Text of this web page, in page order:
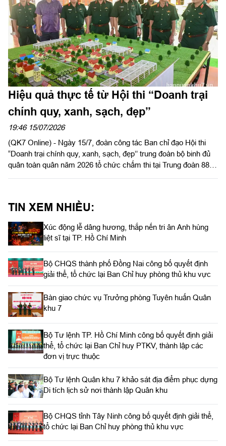
Hiệu quả thực tế từ Hội thi “Doanh trại
chính quy, xanh, sạch, đẹp”
19:46 15/07/2026
(QK7 Online) - Ngày 15/7, đoàn công tác Ban chỉ đạo Hội thi
“Doanh trại chính quy, xanh, sạch, đẹp’’ trung đoàn bộ binh đủ
quân toàn quân năm 2026 tổ chức chấm thi tại Trung đoàn 88,
TIN XEM NHIỀU:
Xúc động lễ dâng hương, thắp nến tri ân Anh hùng
liệt sĩ tại TP. Hồ Chí Minh
Bộ CHQS thành phố Đồng Nai công bố quyết định
giải thể, tổ chức lại Ban Chỉ huy phòng thủ khu vực
Bàn giao chức vụ Trưởng phòng Tuyên huấn Quân
khu 7
Bộ Tư lệnh TP. Hồ Chí Minh công bố quyết định giải
thể, tổ chức lại Ban Chỉ huy PTKV, thành lập các
đơn vị trực thuộc
Bộ Tư lệnh Quân khu 7 khảo sát địa điểm phục dựng
Di tích lịch sử nơi thành lập Quân khu
Bộ CHQS tỉnh Tây Ninh công bố quyết định giải thể,
tổ chức lại Ban Chỉ huy phòng thủ khu vực